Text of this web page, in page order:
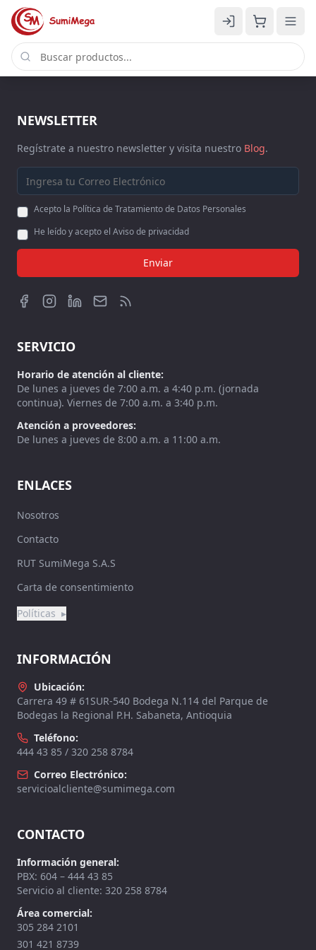
NEWSLETTER
Regístrate a nuestro newsletter y visita nuestro Blog.
Acepto la Política de Tratamiento de Datos Personales
He leído y acepto el Aviso de privacidad
Enviar
SERVICIO
Horario de atención al cliente:
De lunes a jueves de 7:00 a.m. a 4:40 p.m. (jornada
continua). Viernes de 7:00 a.m. a 3:40 p.m.
Atención a proveedores:
De lunes a jueves de 8:00 a.m. a 11:00 a.m.
ENLACES
Nosotros
Contacto
RUT SumiMega S.A.S
Carta de consentimiento
Políticas ▸
INFORMACIÓN
Ubicación:
Carrera 49 # 61SUR-540 Bodega N.114 del Parque de
Bodegas la Regional P.H. Sabaneta, Antioquia
Teléfono:
444 43 85 / 320 258 8784
Correo Electrónico:
servicioalcliente@sumimega.com
CONTACTO
Información general:
PBX: 604 – 444 43 85
Servicio al cliente: 320 258 8784
Área comercial:
305 284 2101
301 421 8739